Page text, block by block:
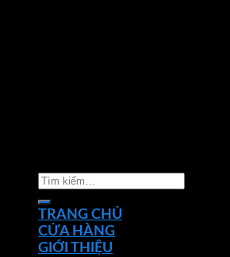
Tìm
kiếm:
TRANG CHỦ
CỬA HÀNG
GIỚI THIỆU